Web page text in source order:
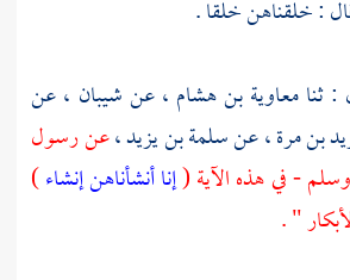
: خلقناهن خلقا .
: ثنامعاوية بن هشام ، عنشيبان ، عن
بن مرة، عنسلمة بن يزيد،عن رسول
وسلم - في هذه الآية (إنا أنشأناهن إنشاء)
" .